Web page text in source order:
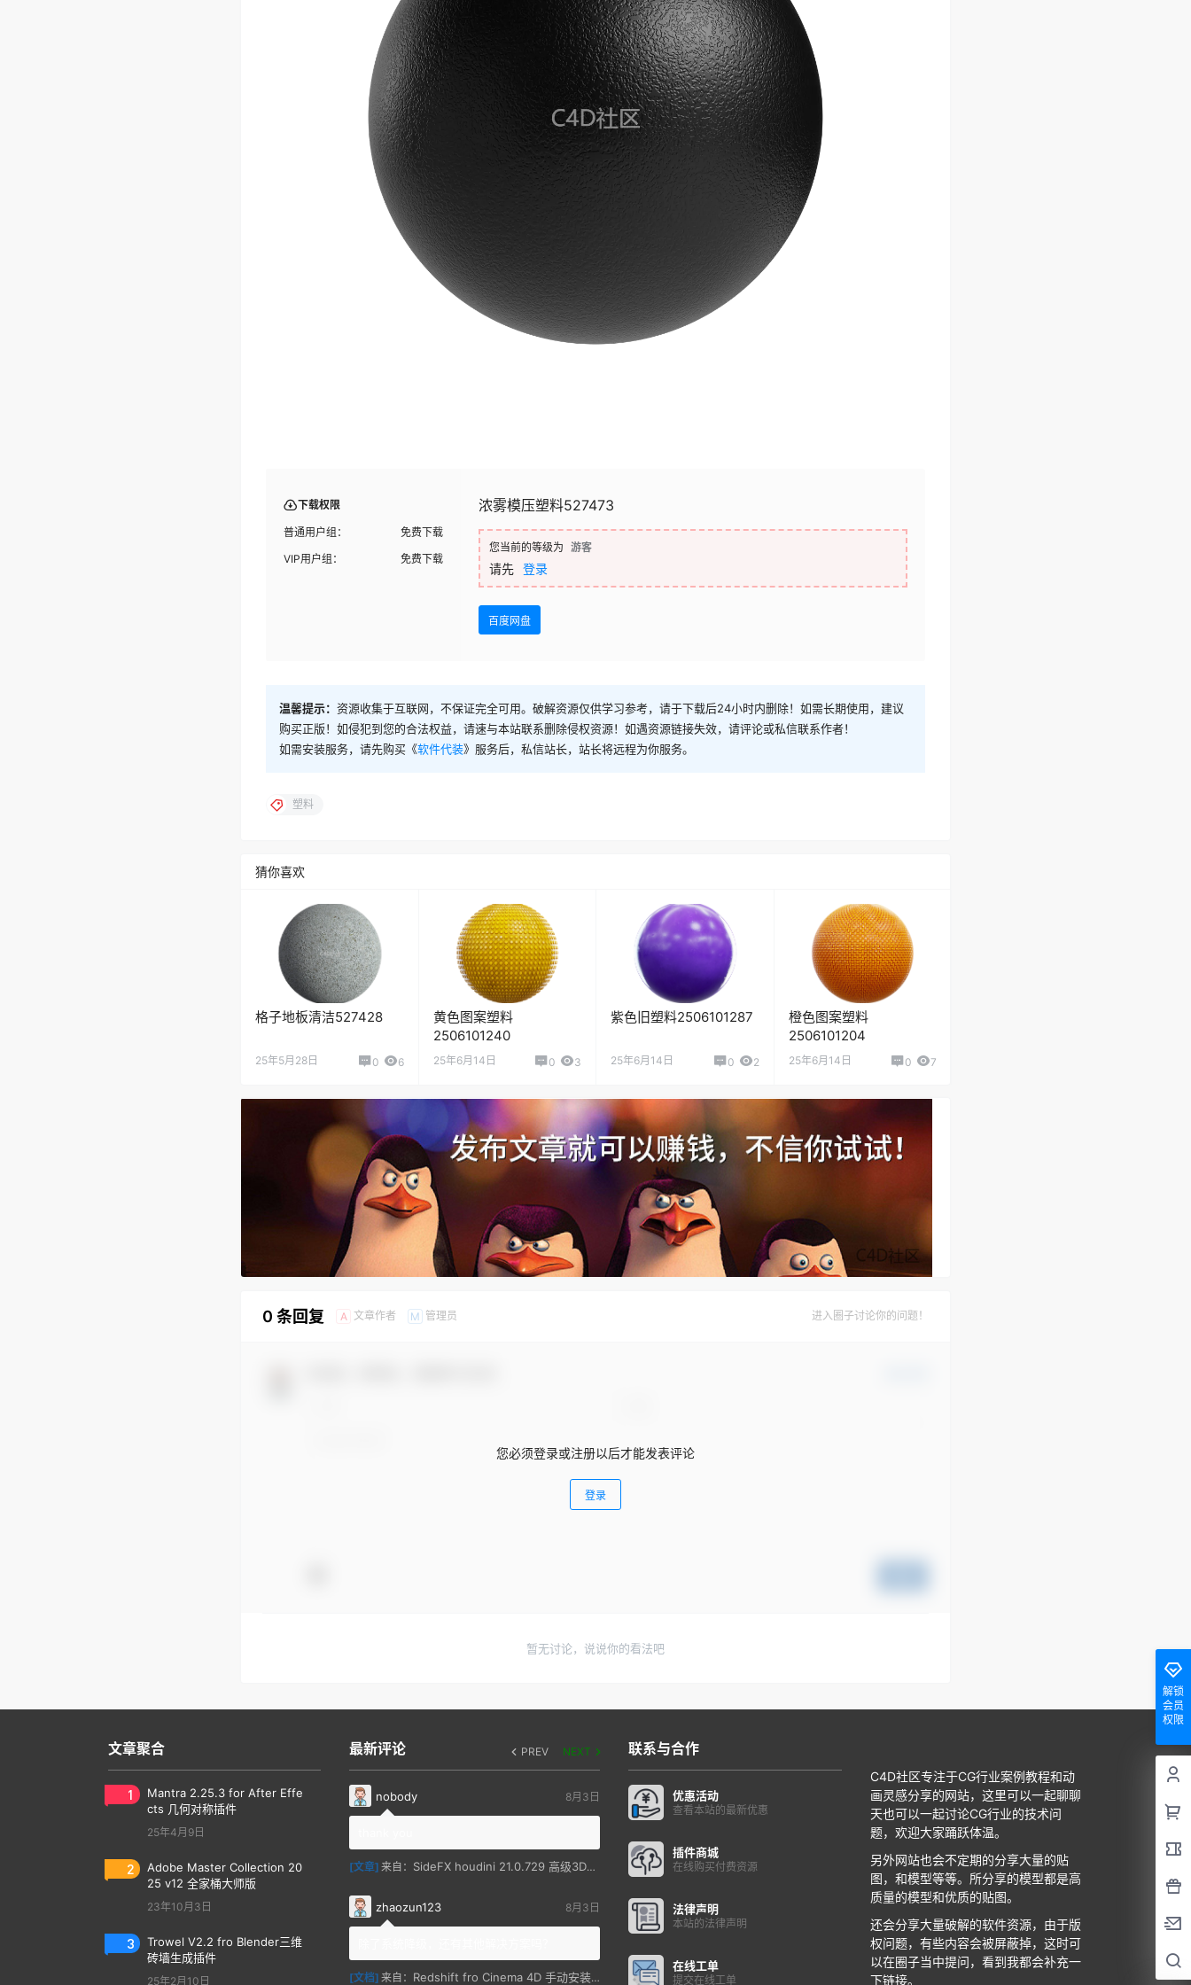
下载权限
普通用户组：
免费下载
VIP用户组：
免费下载
浓雾模压塑料527473
您当前的等级为 游客
请先 登录
百度网盘
温馨提示： 资源收集于互联网，不保证完全可用。破解资源仅供学习参考，请于下载后24小时内删除！如需长期使用，建议
购买正版！如侵犯到您的合法权益，请速与本站联系删除侵权资源！如遇资源链接失效，请评论或私信联系作者！
如需安装服务，请先购买《软件代装》服务后，私信站长，站长将远程为你服务。
塑料
猜你喜欢
格子地板清洁527428
25年5月28日 0 6
黄色图案塑料
2506101240
25年6月14日 0 3
紫色旧塑料2506101287
25年6月14日 0 2
橙色图案塑料
2506101204
25年6月14日 0 7
0 条回复 A 文章作者 M 管理员 进入圈子讨论你的问题！
您必须登录或注册以后才能发表评论
登录
暂无讨论，说说你的看法吧
解锁
会员
权限
文章聚合
1
Mantra 2.25.3 for After Effe
cts 几何对称插件
25年4月9日
2
Adobe Master Collection 20
25 v12 全家桶大师版
23年10月3日
3
Trowel V2.2 fro Blender三维
砖墙生成插件
25年2月10日
最新评论 PREV NEXT
nobody 8月3日
[文章] 来自： SideFX houdini 21.0.729 高级3D特效软件
zhaozun123 8月3日
[文档] 来自： Redshift fro Cinema 4D 手动安装教程
联系与合作
优惠活动
查看本站的最新优惠
插件商城
在线购买付费资源
法律声明
本站的法律声明
在线工单
提交在线工单
C4D社区专注于CG行业案例教程和动
画灵感分享的网站，这里可以一起聊聊
天也可以一起讨论CG行业的技术问
题，欢迎大家踊跃体温。
另外网站也会不定期的分享大量的贴
图，和模型等等。所分享的模型都是高
质量的模型和优质的贴图。
还会分享大量破解的软件资源，由于版
权问题，有些内容会被屏蔽掉，这时可
以在圈子当中提问，看到我都会补充一
下链接。